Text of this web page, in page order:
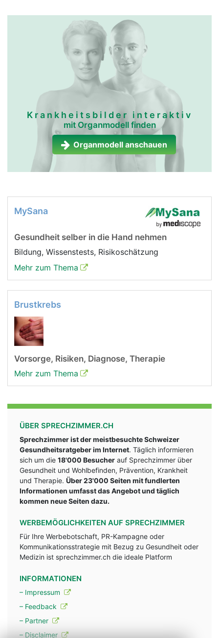
Krankheitsbilder interaktiv
mit Organmodell finden
Organmodell anschauen
MySana
Gesundheit selber in die Hand nehmen
Bildung, Wissenstests, Risikoschätzung
Mehr zum Thema
Brustkrebs
Vorsorge, Risiken, Diagnose, Therapie
Mehr zum Thema
ÜBER SPRECHZIMMER.CH
Sprechzimmer ist der meistbesuchte Schweizer
Gesundheitsratgeber im Internet. Täglich informieren
sich um die 18'000 Besucher auf Sprechzimmer über
Gesundheit und Wohlbefinden, Prävention, Krankheit
und Therapie. Über 23'000 Seiten mit fundlerten
Informationen umfasst das Angebot und täglich
kommen neue Seiten dazu.
WERBEMÖGLICHKEITEN AUF SPRECHZIMMER
Für Ihre Werbebotschaft, PR-Kampagne oder
Kommunikationsstrategie mit Bezug zu Gesundheit oder
Medizin ist sprechzimmer.ch die ideale Platform
INFORMATIONEN
– Impressum
– Feedback
– Partner
– Disclaimer